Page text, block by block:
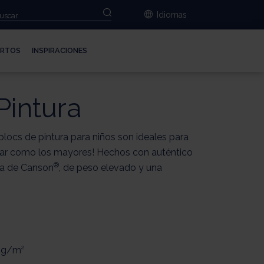
Idiomas
INSPIRACIONES
de pintura para niños son ideales para
como los mayores! Hechos con auténtico
de Canson® , de peso elevado y una
g/m²